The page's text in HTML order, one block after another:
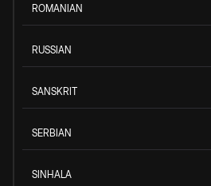
ROMANIAN
RUSSIAN
SANSKRIT
SERBIAN
SINHALA